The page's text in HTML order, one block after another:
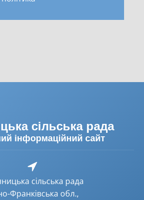
сільська рада
інформаційний сайт
сільська рада
Франківська обл.,